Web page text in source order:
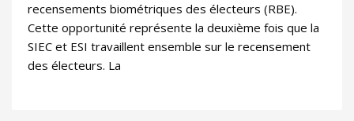
recensements biométriques des électeurs (RBE).
Cette opportunité représente la deuxième fois que la
SIEC et ESI travaillent ensemble sur le recensement
des électeurs. La